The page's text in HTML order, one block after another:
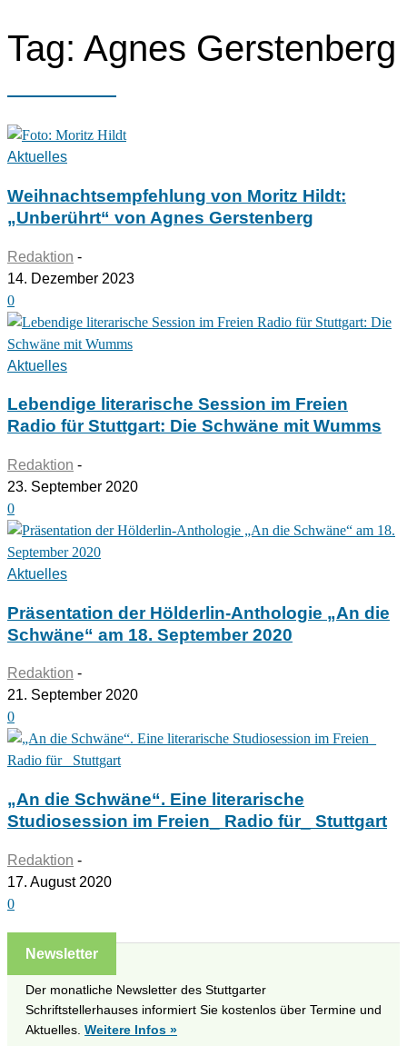
Tag: Agnes Gerstenberg
Aktuelles
Weihnachtsempfehlung von Moritz Hildt:
„Unberührt“ von Agnes Gerstenberg
Redaktion -
14. Dezember 2023
0
Aktuelles
Lebendige literarische Session im Freien
Radio für Stuttgart: Die Schwäne mit Wumms
Redaktion -
23. September 2020
0
Aktuelles
Präsentation der Hölderlin-Anthologie „An die
Schwäne“ am 18. September 2020
Redaktion -
21. September 2020
0
„An die Schwäne“. Eine literarische
Studiosession im Freien_ Radio für_ Stuttgart
Redaktion -
17. August 2020
0
Newsletter
Der monatliche Newsletter des Stuttgarter
Schriftstellerhauses informiert Sie kostenlos über Termine und
Aktuelles. Weitere Infos »